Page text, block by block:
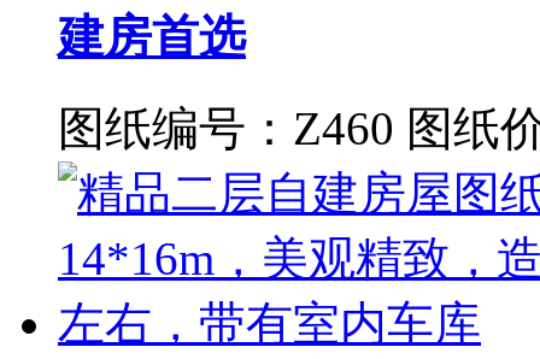
建房首选
图纸编号：Z460 图纸